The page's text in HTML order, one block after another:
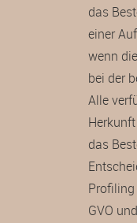
das
einer
wenn
bei der
Alle
das
GVO